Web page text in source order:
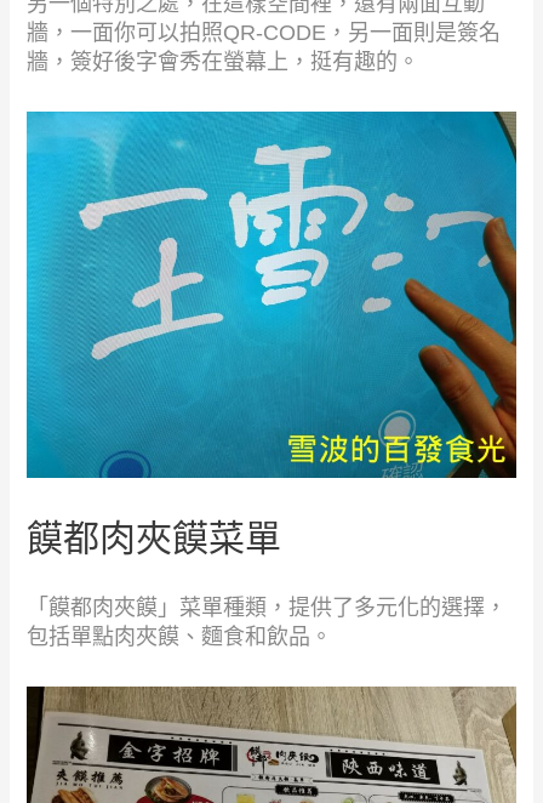
牆，一面你可以拍照QR-CODE，另一面則是簽名
牆，簽好後字會秀在螢幕上，挺有趣的。
饃都肉夾饃菜單
「饃都肉夾饃」菜單種類，提供了多元化的選擇，
包括單點肉夾饃、麵食和飲品。